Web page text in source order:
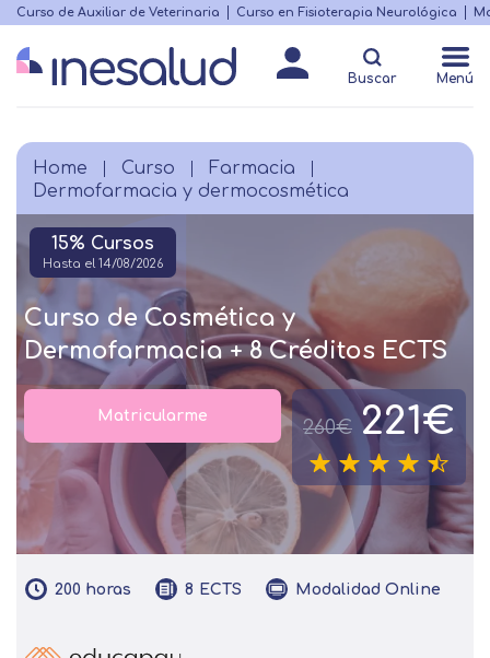
Skip
main
content
Menú
destacado
Curso de Auxiliar de Veterinaria Curso en Fisioterapia Neurológica
Buscar Menú
Breadcrumb
Home Curso
Farmacia
Dermofarmacia y dermocosmética
15% Cursos
Hasta el 14/08/2026
Curso de Cosmética y
Dermofarmacia + 8 Créditos ECTS
260€ 221€
Matricularme
200 horas 8 ECTS Modalidad Online
Matricularme